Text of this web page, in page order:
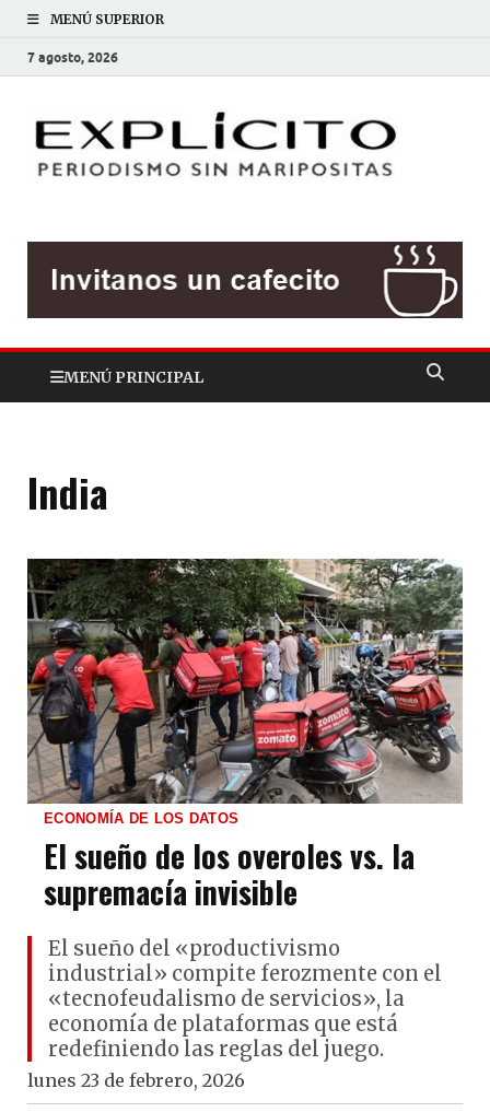
MENÚ SUPERIOR
7 agosto, 2026
MENÚ PRINCIPAL
India
ECONOMÍA DE LOS DATOS
El sueño de los overoles vs. la
supremacía invisible
El sueño del «productivismo
industrial» compite ferozmente con el
«tecnofeudalismo de servicios», la
economía de plataformas que está
redefiniendo las reglas del juego.
lunes 23 de febrero, 2026